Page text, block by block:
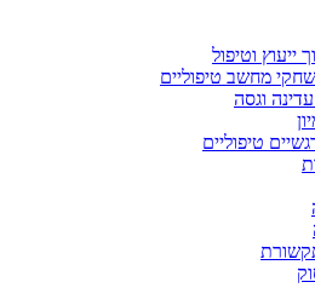
ייעוץ וטיפול
מחשב טיפוליים
וגסה
טיפוליים